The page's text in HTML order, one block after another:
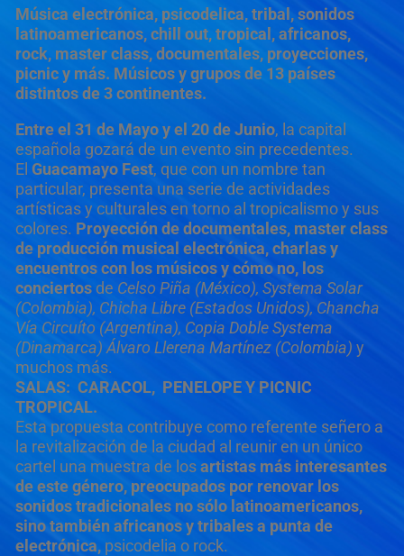
Música electrónica, psicodelica, tribal, sonidos
latinoamericanos, chill out, tropical, africanos,
rock, master class, documentales, proyecciones,
picnic y más. Músicos y grupos de 13 países
distintos de 3 continentes.
Entre el 31 de Mayo y el 20 de Junio, la capital
española gozará de un evento sin precedentes.
El Guacamayo Fest, que con un nombre tan
particular, presenta una serie de actividades
artísticas y culturales en torno al tropicalismo y sus
colores. Proyección de documentales, master class
de producción musical electrónica, charlas y
encuentros con los músicos y cómo no, los
conciertos de Celso Piña (México), Systema Solar
(Colombia), Chicha Libre (Estados Unidos), Chancha
Vía Circuíto (Argentina), Copia Doble Systema
(Dinamarca) Álvaro Llerena Martínez (Colombia) y
muchos más.
SALAS: CARACOL, PENELOPE Y PICNIC
TROPICAL.
Esta propuesta contribuye como referente señero a
la revitalización de la ciudad al reunir en un único
cartel una muestra de losartistas más interesantes
de este género, preocupados por renovar los
sonidos tradicionales no sólo latinoamericanos,
sino también africanos y tribales a punta de
electrónica,psicodelia o rock.